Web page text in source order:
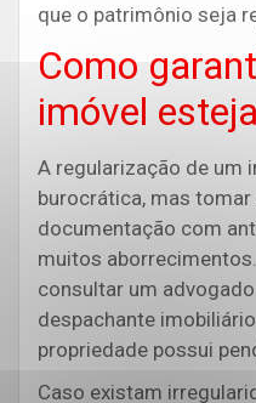
que o patrimônio seja
Como
imóvel
A regularização de um
burocrática, mas
documentação com
muitos
consultar um
despachante
propriedade possui
Caso existam